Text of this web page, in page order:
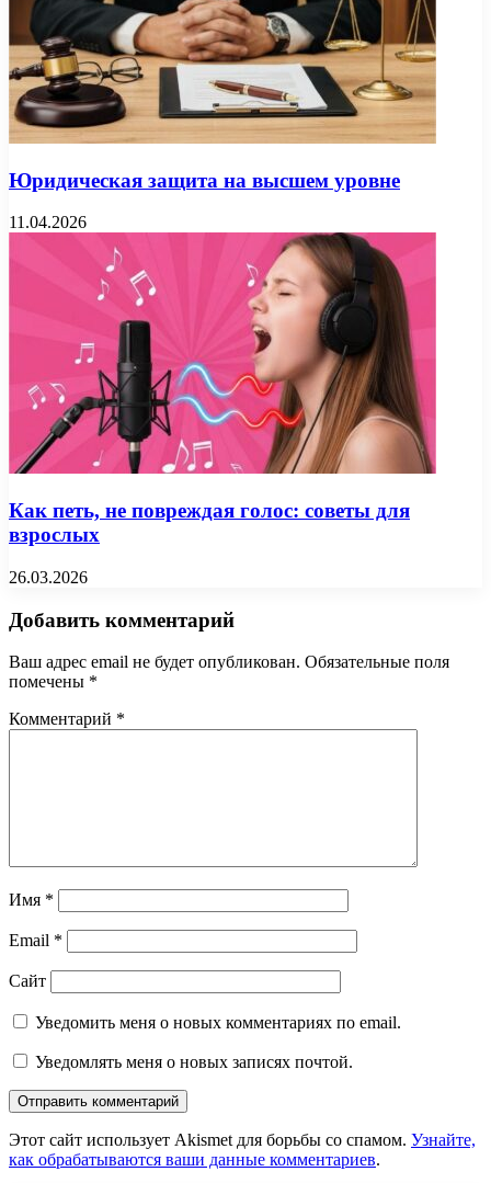
Юридическая защита на высшем уровне
11.04.2026
Как петь, не повреждая голос: советы для
взрослых
26.03.2026
Добавить комментарий
Ваш адрес email не будет опубликован. Обязательные поля
помечены *
Комментарий *
Имя *
Email *
Сайт
Уведомить меня о новых комментариях по email.
Уведомлять меня о новых записях почтой.
Этот сайт использует Akismet для борьбы со спамом. Узнайте,
как обрабатываются ваши данные комментариев.